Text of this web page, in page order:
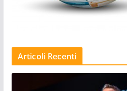
Articoli Recenti